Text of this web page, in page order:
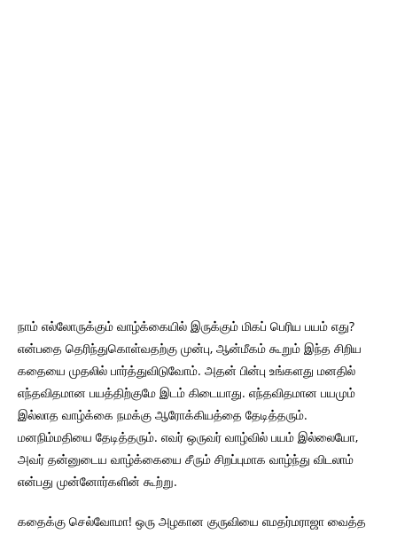
நாம் எல்லோருக்கும் வாழ்க்கையில் இருக்கும் மிகப் பெரிய பயம் எது?
என்பதை தெரிந்துகொள்வதற்கு முன்பு, ஆன்மீகம் கூறும் இந்த சிறிய
கதையை முதலில் பார்த்துவிடுவோம். அதன் பின்பு உங்களது மனதில்
எந்தவிதமான பயத்திற்குமே இடம் கிடையாது. எந்தவிதமான பயமும்
இல்லாத வாழ்க்கை நமக்கு ஆரோக்கியத்தை தேடித்தரும்.
மனநிம்மதியை தேடித்தரும். எவர் ஒருவர் வாழ்வில் பயம் இல்லையோ,
அவர் தன்னுடைய வாழ்க்கையை சீரும் சிறப்புமாக வாழ்ந்து விடலாம்
என்பது முன்னோர்களின் கூற்று.
கதைக்கு செல்வோமா! ஒரு அழகான குருவியை எமதர்மராஜா வைத்த